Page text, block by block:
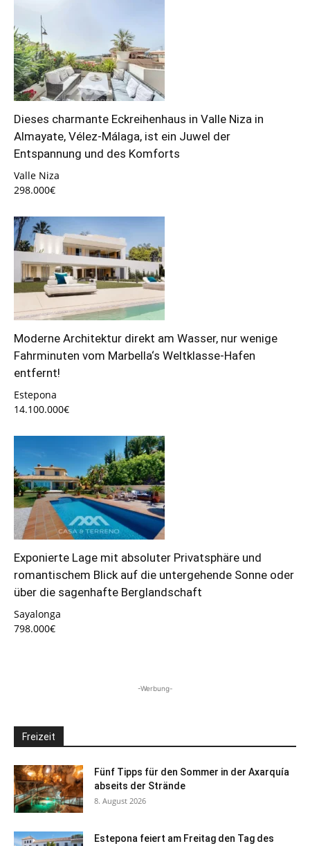
Dieses charmante Eckreihenhaus in Valle Niza in
Almayate, Vélez-Málaga, ist ein Juwel der
Entspannung und des Komforts
Valle Niza
298.000€
Moderne Architektur direkt am Wasser, nur wenige
Fahrminuten vom Marbella‘s Weltklasse-Hafen
entfernt!
Estepona
14.100.000€
Exponierte Lage mit absoluter Privatsphäre und
romantischem Blick auf die untergehende Sonne oder
über die sagenhafte Berglandschaft
Sayalonga
798.000€
-Werbung-
Freizeit
Fünf Tipps für den Sommer in der Axarquía
abseits der Strände
8. August 2026
Estepona feiert am Freitag den Tag des